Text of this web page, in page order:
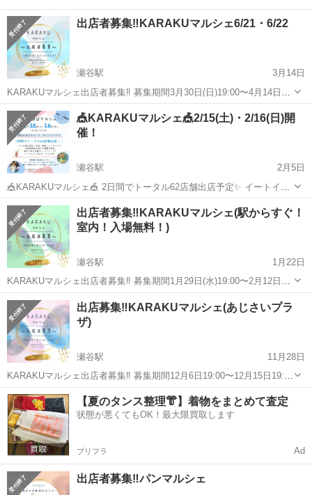
出店者募集‼️KARAKUマルシェ6/21・6/22
瀬谷駅
3月14日
KARAKUマルシェ出店者募集‼️ 募集期間3月30日(日)19:00〜4月14日
(月)19:00 2025年6月21日(土)・22日(日) 2日間のマルシェ！ 相鉄線瀬谷
駅よりすぐ❗️屋内❗️入場無料❗️ 天候の心配が...
神奈川 横浜市 マルシェ
🎪KARAKUマルシェ🎪2/15(土)・2/16(日)開
催！
瀬谷駅
2月5日
🎪KARAKUマルシェ🎪 2日間でトータル62店舗出店予定✨ イートイン
コーナーあり🥐🍪 パンや焼き菓子・野菜・雑貨・ハンドメイド 多肉植
物等の様々な種類の販売 物作り等の体験(ワークショップ) へッドス
パ・足もみ・ネイ...
神奈川 横浜市 瀬谷駅
出店者募集‼️KARAKUマルシェ(駅からすぐ！
室内！入場無料！)
瀬谷駅
1月22日
KARAKUマルシェ出店者募集‼️ 募集期間1月29日(水)19:00〜2月12日
(水)19:00 2025年4月12日(土)・13日(日) 2日間のマルシェの出店募集♪
瀬谷駅前❗️屋内❗️入場無料❗️ 天候の心配がな...
神奈川 横浜市 瀬谷駅
出店募集‼️KARAKUマルシェ(あじさいプラ
ザ)
瀬谷駅
11月28日
KARAKUマルシェ出店者募集‼️ 募集期間12月6日19:00〜12月15日19:00
まで 2025年2月15日・16日の2日間のマルシェの 出店募集内容になり
ます♪ 瀬谷駅前❗️屋内❗️入場無料❗️ 天候の心配がなく...
神奈川 横浜市 瀬谷駅 その他 マルシェ
【夏のタンス整理👘】着物をまとめて査定
状態が悪くてもOK！最大限買取します
プリフラ Ad
出店者募集‼️パンマルシェ